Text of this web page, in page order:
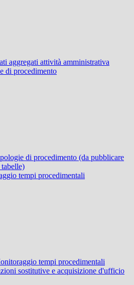
aggregati attività amministrativa
di procedimento
di procedimento (da pubblicare
tempi procedimentali
tempi procedimentali
sostitutive e acquisizione d'ufficio